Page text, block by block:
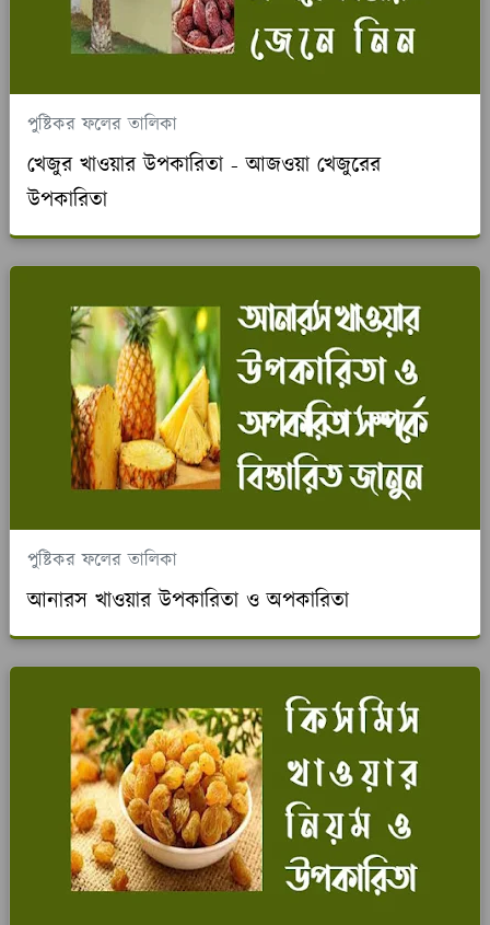
পুষ্টিকর ফলের তালিকা
খেজুর খাওয়ার উপকারিতা - আজওয়া খেজুরের
উপকারিতা
পুষ্টিকর ফলের তালিকা
আনারস খাওয়ার উপকারিতা ও অপকারিতা